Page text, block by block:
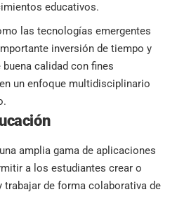
educativos.
las tecnologías emergentes
inversión de tiempo y
calidad con fines
un enfoque multidisciplinario
amplia gama de aplicaciones
a los estudiantes crear o
trabajar de forma colaborativa de